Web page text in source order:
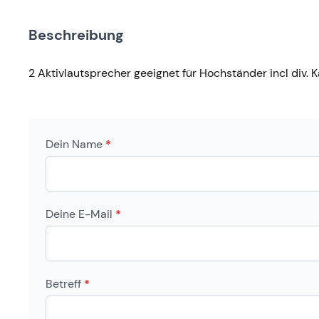
Beschreibung
2 Aktivlautsprecher geeignet für Hochständer incl div.
Dein Name *
Deine E-Mail *
Betreff *